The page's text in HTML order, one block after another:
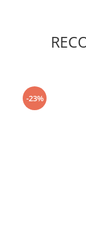
-23%